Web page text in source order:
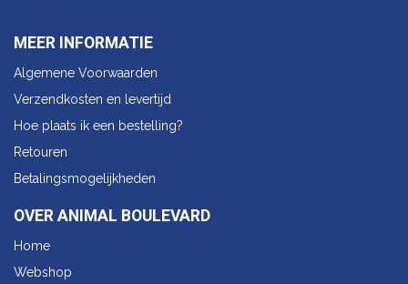
MEER INFORMATIE
Algemene Voorwaarden
Verzendkosten en levertijd
Hoe plaats ik een bestelling?
Retouren
Betalingsmogelijkheden
OVER ANIMAL BOULEVARD
Home
Webshop